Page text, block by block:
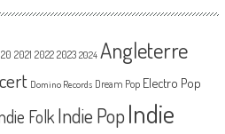
2021 2022 2023 2024 Angleterre
Domino Records Dream Pop Electro Pop
FolkIndie PopIndie